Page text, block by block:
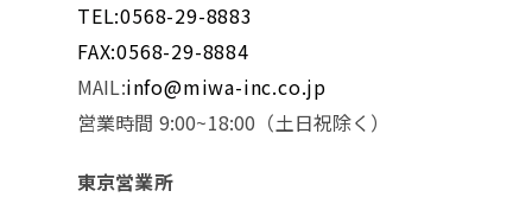
TEL:0568-29-8883
FAX:0568-29-8884
MAIL:info@miwa-inc.co.jp
営業時間 9:00~18:00（土日祝除く）
東京営業所